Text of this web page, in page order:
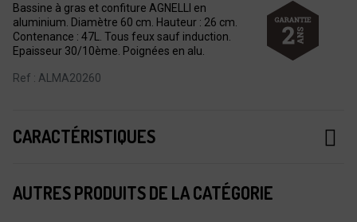
Bassine à gras et confiture AGNELLI en
aluminium. Diamètre 60 cm. Hauteur : 26 cm.
Contenance : 47L. Tous feux sauf induction.
Epaisseur 30/10ème. Poignées en alu.
Ref : ALMA20260
CARACTÉRISTIQUES
AUTRES PRODUITS DE LA CATÉGORIE